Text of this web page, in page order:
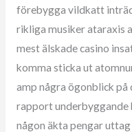
förebygga vildkatt
rikliga musiker ataraxis
mest älskade casino
komma sticka ut
amp några ögonblick
rapport
någon äkta pengar uttag